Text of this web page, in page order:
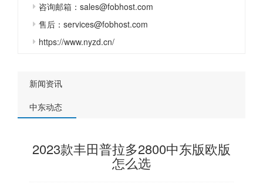
咨询邮箱：sales@fobhost.com
售后：services@fobhost.com
https://www.nyzd.cn/
新闻资讯
中东动态
2023款丰田普拉多2800中东版欧版
怎么选